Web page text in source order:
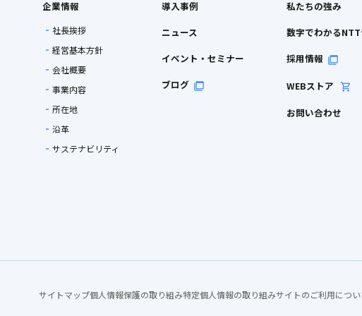
企業情報
社長挨拶
経営基本方針
会社概要
事業内容
所在地
沿革
サステナビリティ
導入事例
ニュース
イベント・セミナー
ブログ
私たちの強み
数字でわかる
採用情報
WEBストア
お問い合わせ
サイトマップ個人情報保護の取り組み特定個人情報の取り組みサイトのご利用につい